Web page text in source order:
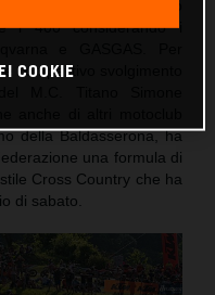
i 400 considerando i
competitivo svolgimento
della Baldasserona, ha
una formula di
Cross Country che ha
di sabato.
COOKIE